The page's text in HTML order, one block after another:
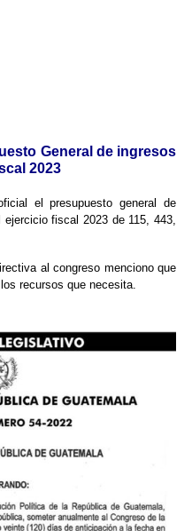
General de ingresos
2023
el presupuesto general de
fiscal 2023 de 115, 443,
al congreso menciono que
recursos que necesita.